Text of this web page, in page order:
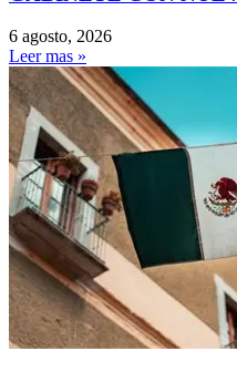
6 agosto, 2026
Leer mas »